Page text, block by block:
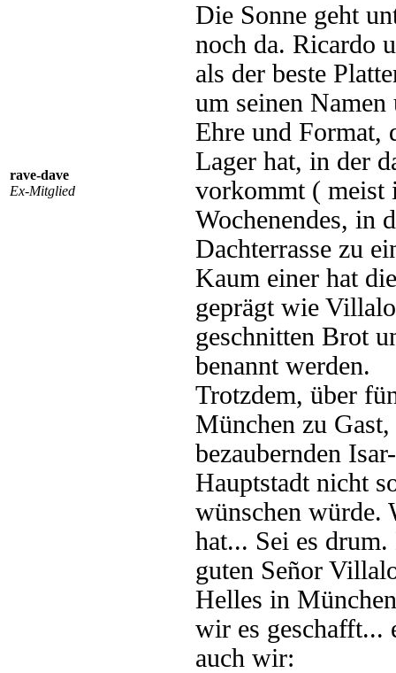
rave-dave
Ex-Mitglied
Die Sonne geht
noch da. Ricardo
als der beste
um seinen
Ehre und Format,
Lager hat, in der
vorkommt ( meist
Wochenendes, in
Dachterrasse zu
Kaum einer hat
geprägt wie
geschnitten Brot
benannt werden.
Trotzdem, über
München zu
bezaubernden
Hauptstadt nicht
wünschen würde.
hat... Sei es
guten Señor
Helles in
wir es geschafft...
auch wir: